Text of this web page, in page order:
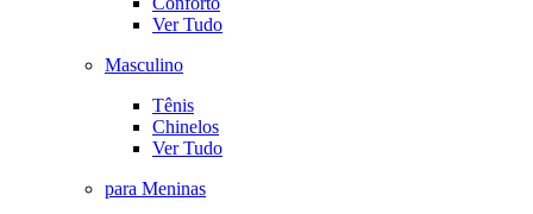
Ver Tudo
Masculino
Tênis
Chinelos
Ver Tudo
para Meninas